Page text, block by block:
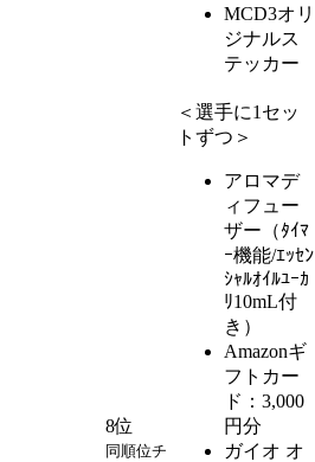
MCD3オリ
ジナルス
テッカー
8位
同順位チ
＜選手に1セッ
トずつ＞
アロマデ
ィフュー
ザー（ﾀｲﾏ
ｰ機能/ｴｯｾﾝ
ｼｬﾙｵｲﾙﾕｰｶ
ﾘ10mL付
き）
Amazonギ
フトカー
ド：3,000
円分
ガイオ オ